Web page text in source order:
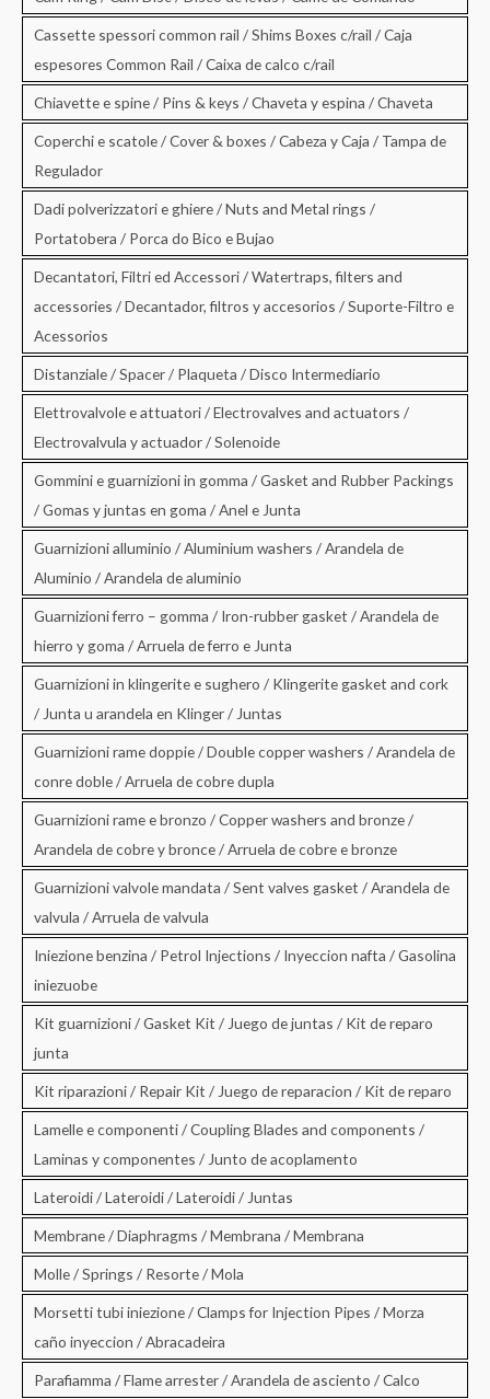
Cassette spessori common rail / Shims Boxes c/rail / Caja
espesores Common Rail / Caixa de calco c/rail
Chiavette e spine / Pins & keys / Chaveta y espina / Chaveta
Coperchi e scatole / Cover & boxes / Cabeza y Caja / Tampa de
Regulador
Dadi polverizzatori e ghiere / Nuts and Metal rings /
Portatobera / Porca do Bico e Bujao
Decantatori, Filtri ed Accessori / Watertraps, filters and
accessories / Decantador, filtros y accesorios / Suporte-Filtro e
Acessorios
Distanziale / Spacer / Plaqueta / Disco Intermediario
Elettrovalvole e attuatori / Electrovalves and actuators /
Electrovalvula y actuador / Solenoide
Gommini e guarnizioni in gomma / Gasket and Rubber Packings
/ Gomas y juntas en goma / Anel e Junta
Guarnizioni alluminio / Aluminium washers / Arandela de
Aluminio / Arandela de aluminio
Guarnizioni ferro – gomma / Iron-rubber gasket / Arandela de
hierro y goma / Arruela de ferro e Junta
Guarnizioni in klingerite e sughero / Klingerite gasket and cork
/ Junta u arandela en Klinger / Juntas
Guarnizioni rame doppie / Double copper washers / Arandela de
conre doble / Arruela de cobre dupla
Guarnizioni rame e bronzo / Copper washers and bronze /
Arandela de cobre y bronce / Arruela de cobre e bronze
Guarnizioni valvole mandata / Sent valves gasket / Arandela de
valvula / Arruela de valvula
Iniezione benzina / Petrol Injections / Inyeccion nafta / Gasolina
iniezuobe
Kit guarnizioni / Gasket Kit / Juego de juntas / Kit de reparo
junta
Kit riparazioni / Repair Kit / Juego de reparacion / Kit de reparo
Lamelle e componenti / Coupling Blades and components /
Laminas y componentes / Junto de acoplamento
Lateroidi / Lateroidi / Lateroidi / Juntas
Membrane / Diaphragms / Membrana / Membrana
Molle / Springs / Resorte / Mola
Morsetti tubi iniezione / Clamps for Injection Pipes / Morza
caño inyeccion / Abracadeira
Parafiamma / Flame arrester / Arandela de asciento / Calco